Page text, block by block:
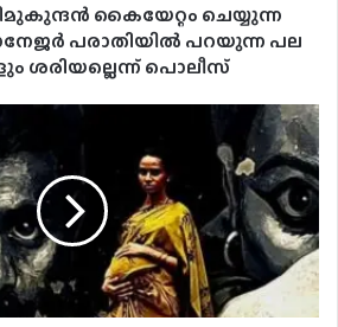
കൈയേറ്റം ചെയ്യുന്ന
പരാതിയിൽ പറയുന്ന പല
ശരിയല്ലെന്ന് പൊലീസ്